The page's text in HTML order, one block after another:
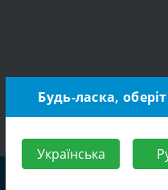
Будь-ласка,
Українська